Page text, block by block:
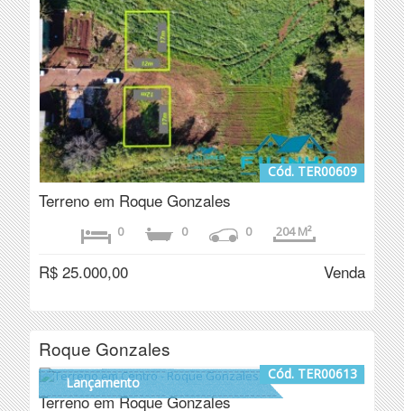
Cód. TER00609
Terreno em Roque Gonzales
0 0 0 204 M²
R$ 25.000,00 Venda
Roque Gonzales
Lançamento
Cód. TER00613
Terreno em Roque Gonzales